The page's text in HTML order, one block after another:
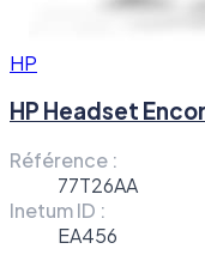
HP
HP Headset
Référence :
77T26AA
Inetum ID :
EA456